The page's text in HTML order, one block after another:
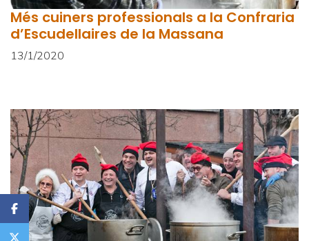
Més cuiners professionals a la Confraria
d’Escudellaires de la Massana
13/1/2020